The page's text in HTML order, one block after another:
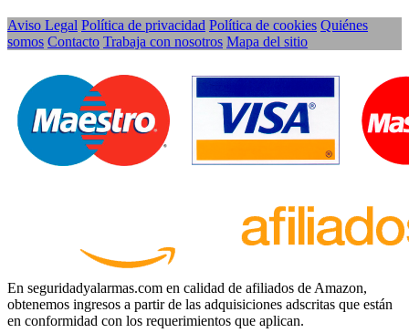
Aviso Legal Política de privacidad Política de cookies Quiénes
somos Contacto Trabaja con nosotros Mapa del sitio
En seguridadyalarmas.com en calidad de afiliados de Amazon,
obtenemos ingresos a partir de las adquisiciones adscritas que están
en conformidad con los requerimientos que aplican.